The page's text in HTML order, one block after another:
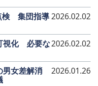
検 集団指導2026.02.02
視化 必要な2026.02.02
男女差解消 2026.01.26